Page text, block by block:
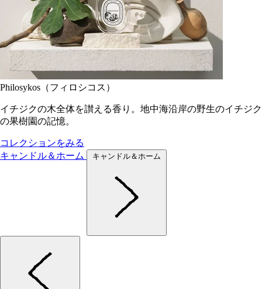
Philosykos（フィロシコス）
イチジクの木全体を讃える香り。地中海沿岸の野生のイチジク
の果樹園の記憶。
コレクションをみる
キャンドル＆ホーム
キャンドル＆ホーム